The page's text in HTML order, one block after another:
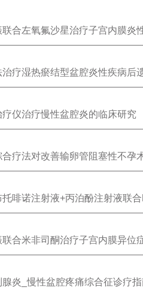
联合左氧氟沙星治疗子宫内膜炎
治疗湿热瘀结型盆腔炎性疾病后
疗仪治疗慢性盆腔炎的临床研究
合疗法对改善输卵管阻塞性不孕
啡诺注射液+丙泊酚注射液联
联合米非司酮治疗子宫内膜异位
炎_慢性盆腔疼痛综合征诊疗